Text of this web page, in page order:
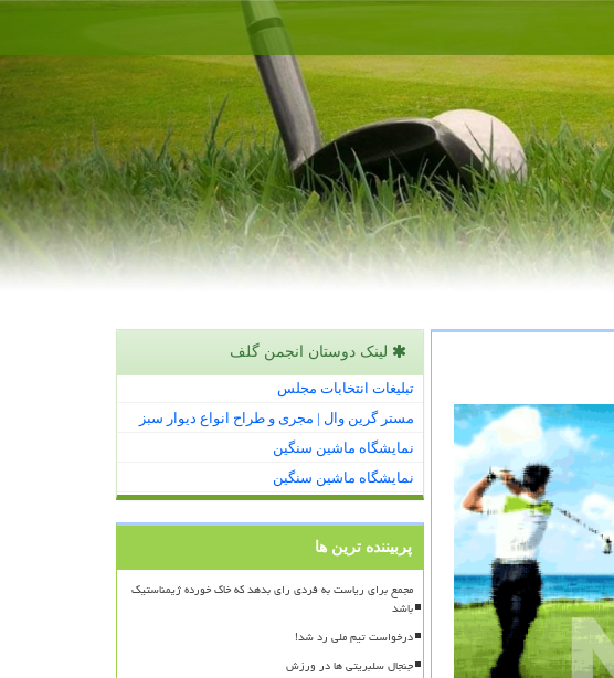
لینک دوستان انجمن گلف
تبلیغات انتخابات مجلس
مستر گرین وال | مجری و طراح انواع دیوار سبز
نمایشگاه ماشین سنگین
نمایشگاه ماشین سنگین
پربیننده ترین ها
مجمع برای ریاست به فردی رای بدهد که خاک خورده ژیمناستیک
باشد
درخواست تیم ملی رد شد!
جنجال سلبریتی ها در ورزش